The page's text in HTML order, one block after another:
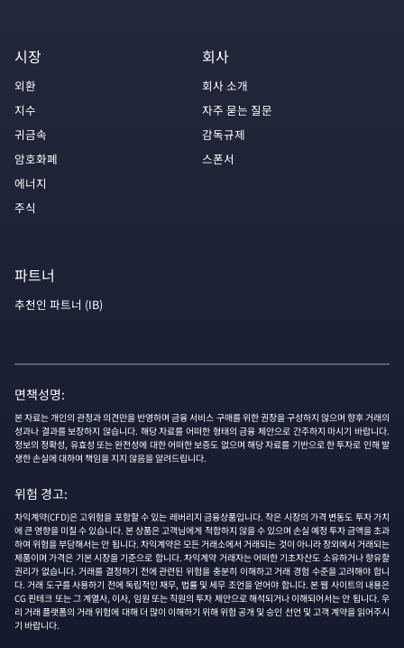
시장
외환
지수
귀금속
암호화폐
에너지
주식
회사
회사 소개
자주 묻는 질문
감독규제
스폰서
파트너
추천인 파트너 (IB)
면책성명:
본 자료는 개인의 관정과 의견만을 반영하며 금융 서비스 구매를 위한 권장을 구성하지 않으며 향후 거래의
성과나 결과를 보장하지 않습니다. 해당 자료를 어떠한 형태의 금융 제안으로 간주하지 마시기 바랍니다.
정보의 정확성, 유효성 또는 완전성에 대한 어떠한 보증도 없으며 해당 자료를 기반으로 한 투자로 인해 발
생한 손실에 대하여 책임을 지지 않음을 알려드립니다.
위험 경고:
차익계약(CFD)은 고위험을 포함할 수 있는 레버리지 금융상품입니다. 작은 시장의 가격 변동도 투자 가치
에 큰 영향을 미칠 수 있습니다. 본 상품은 고객님에게 적합하지 않을 수 있으며 손실 예정 투자 금액을 초과
하여 위험을 부담해서는 안 됩니다. 차익계약은 모든 거래소에서 거래되는 것이 아니라 장외에서 거래되는
제품이며 가격은 기본 시장을 기준으로 합니다. 차익계약 거래자는 어떠한 기초자산도 소유하거나 향유할
권리가 없습니다. 거래를 결정하기 전에 관련된 위험을 충분히 이해하고 거래 경험 수준을 고려해야 합니
다. 거래 도구를 사용하기 전에 독립적인 재무, 법률 및 세무 조언을 얻어야 합니다. 본 웹 사이트의 내용은
CG 핀테크 또는 그 계열사, 이사, 임원 또는 직원의 투자 제안으로 해석되거나 이해되어서는 안 됩니다. 우
리 거래 플랫폼의 거래 위험에 대해 더 많이 이해하기 위해 위험 공개 및 승인 선언 및 고객 계약을 읽어주시
기 바랍니다.